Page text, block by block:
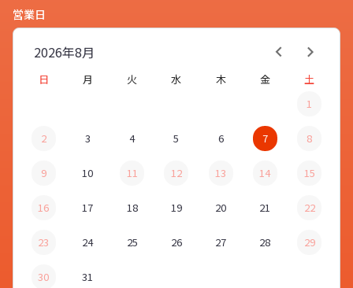
お客様
マルチタッチ ドアオープナー
レバー、エレベーターや自販機のボ
た、細菌感染リスクがある場所に直
接触れずに操作ができる、便利な感
営業日
8月
2026年
日 月 火 水 木 金
土
1
2 3 4 5 6 7 8
9 10 11 12 13 14 15
16 17 18 19 20 21 22
23 24 25 26 27 28 29
30 31